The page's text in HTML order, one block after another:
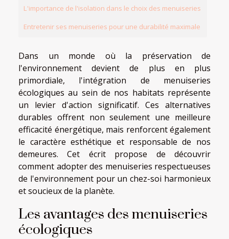
L'importance de l'isolation dans le choix des menuiseries
Entretenir ses menuiseries pour une durabilité maximale
Dans un monde où la préservation de
l'environnement devient de plus en plus
primordiale, l'intégration de menuiseries
écologiques au sein de nos habitats représente
un levier d'action significatif. Ces alternatives
durables offrent non seulement une meilleure
efficacité énergétique, mais renforcent également
le caractère esthétique et responsable de nos
demeures. Cet écrit propose de découvrir
comment adopter des menuiseries respectueuses
de l'environnement pour un chez-soi harmonieux
et soucieux de la planète.
Les avantages des menuiseries
écologiques